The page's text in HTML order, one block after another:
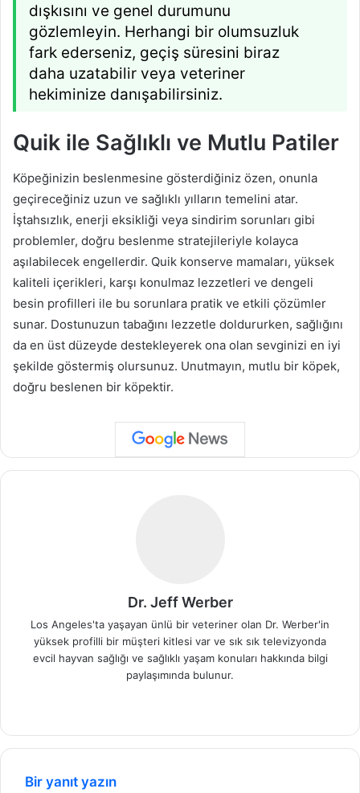
dışkısını ve genel durumunu
gözlemleyin. Herhangi bir olumsuzluk
fark ederseniz, geçiş süresini biraz
daha uzatabilir veya veteriner
hekiminize danışabilirsiniz.
Quik ile Sağlıklı ve Mutlu Patiler
Köpeğinizin beslenmesine gösterdiğiniz özen, onunla
geçireceğiniz uzun ve sağlıklı yılların temelini atar.
İştahsızlık, enerji eksikliği veya sindirim sorunları gibi
problemler, doğru beslenme stratejileriyle kolayca
aşılabilecek engellerdir. Quik konserve mamaları, yüksek
kaliteli içerikleri, karşı konulmaz lezzetleri ve dengeli
besin profilleri ile bu sorunlara pratik ve etkili çözümler
sunar. Dostunuzun tabağını lezzetle doldururken, sağlığını
da en üst düzeyde destekleyerek ona olan sevginizi en iyi
şekilde göstermiş olursunuz. Unutmayın, mutlu bir köpek,
doğru beslenen bir köpektir.
Dr. Jeff Werber
Los Angeles'ta yaşayan ünlü bir veteriner olan Dr. Werber'in
yüksek profilli bir müşteri kitlesi var ve sık sık televizyonda
evcil hayvan sağlığı ve sağlıklı yaşam konuları hakkında bilgi
paylaşımında bulunur.
sit
Bir yanıt yazın